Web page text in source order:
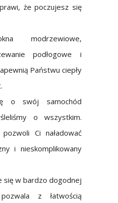
że poczujesz się
modrzewiowe,
podłogowe i
Państwu ciepły
o swój samochód
o wszystkim.
Ci naładować
i nieskomplikowany
się w bardzo dogodnej
z łatwością